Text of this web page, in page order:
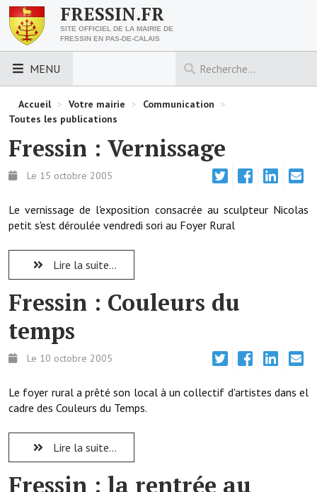
FRESSIN.FR
SITE OFFICIEL DE LA MAIRIE DE
FRESSIN EN PAS-DE-CALAIS
MENU
LES ESSENTIELS
Découvrez Fressin
Nous contacter
Horaires de la mairie
Les foulées fressinoises
ACCÈS RAPIDE
Démarches administratives
Fêtes et manifestations
Numéros d'urgence
Terrains et maisons à vendre
Accueil > Votre mairie > Communication >
Toutes les publications
Fressin : Vernissage
Le 15 octobre 2005
Le vernissage de l'exposition consacrée au sculpteur Nicolas
petit s'est déroulée vendredi sori au Foyer Rural
Lire la suite...
Fressin : Couleurs du
temps
Le 10 octobre 2005
Le foyer rural a prêté son local à un collectif d'artistes dans el
cadre des Couleurs du Temps.
Lire la suite...
Fressin : la rentrée au